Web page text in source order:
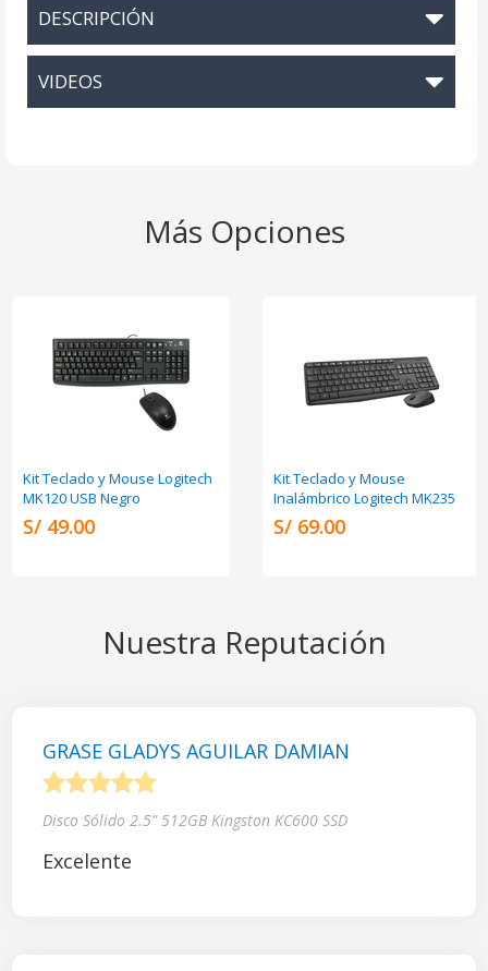
DESCRIPCIÓN
VIDEOS
Más Opciones
Kit Teclado y Mouse Logitech
MK120 USB Negro
S/ 49.00
Kit Teclado y Mouse
Inalámbrico Logitech MK235
S/ 69.00
Nuestra Reputación
GRASE GLADYS AGUILAR DAMIAN
Disco Sólido 2.5" 512GB Kingston KC600 SSD
Excelente